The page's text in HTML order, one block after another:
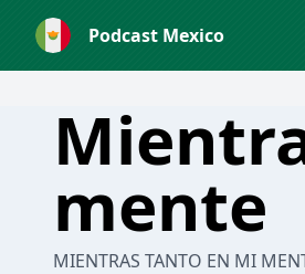
Podcast Mexico
mente
MIENTRAS TANTO EN MI